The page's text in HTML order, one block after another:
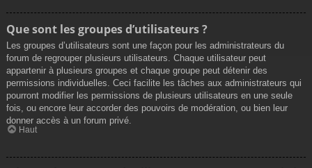
Que sont les groupes d’utilisateurs ?
Les groupes d’utilisateurs sont une façon pour les administrateurs du
forum de regrouper plusieurs utilisateurs. Chaque utilisateur peut
appartenir à plusieurs groupes et chaque groupe peut détenir des
permissions individuelles. Ceci facilite les tâches aux administrateurs qui
pourront modifier les permissions de plusieurs utilisateurs en une seule
fois, ou encore leur accorder des pouvoirs de modération, ou bien leur
donner accès à un forum privé.
Haut